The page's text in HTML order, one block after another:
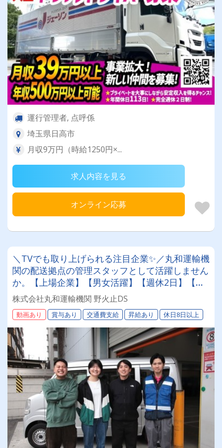
運行管理者, 点呼係
埼玉県日高市
月収9万円（時給1250円×...
求人内容を見る
オンライン応募
＼TVでも取り上げられる注目企業✨／丸和運輸機
関の配送拠点の管理スタッフとして活躍しません
か。【上場企業】【男女活躍】【週休2日】【待
遇面充実】安定した環境＆収入をお約束《賞与年
2回》《退職金あり》《平均月収25万円》
株式会社丸和運輸機関 野火止DS
動画あり 賞与あり 交通費支給 昇給あり 休日8日以上